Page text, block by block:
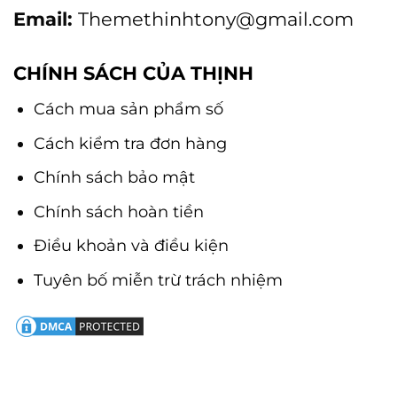
Email: Themethinhtony@gmail.com
CHÍNH SÁCH CỦA THỊNH
Cách mua sản phẩm số
Cách kiểm tra đơn hàng
Chính sách bảo mật
Chính sách hoàn tiền
Điều khoản và điều kiện
Tuyên bố miễn trừ trách nhiệm